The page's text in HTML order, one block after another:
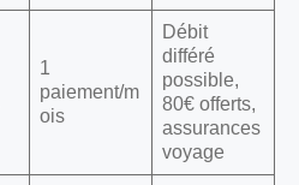
1
paiement/m
ois
Débit
différé
possible,
80€ offerts,
assurances
voyage